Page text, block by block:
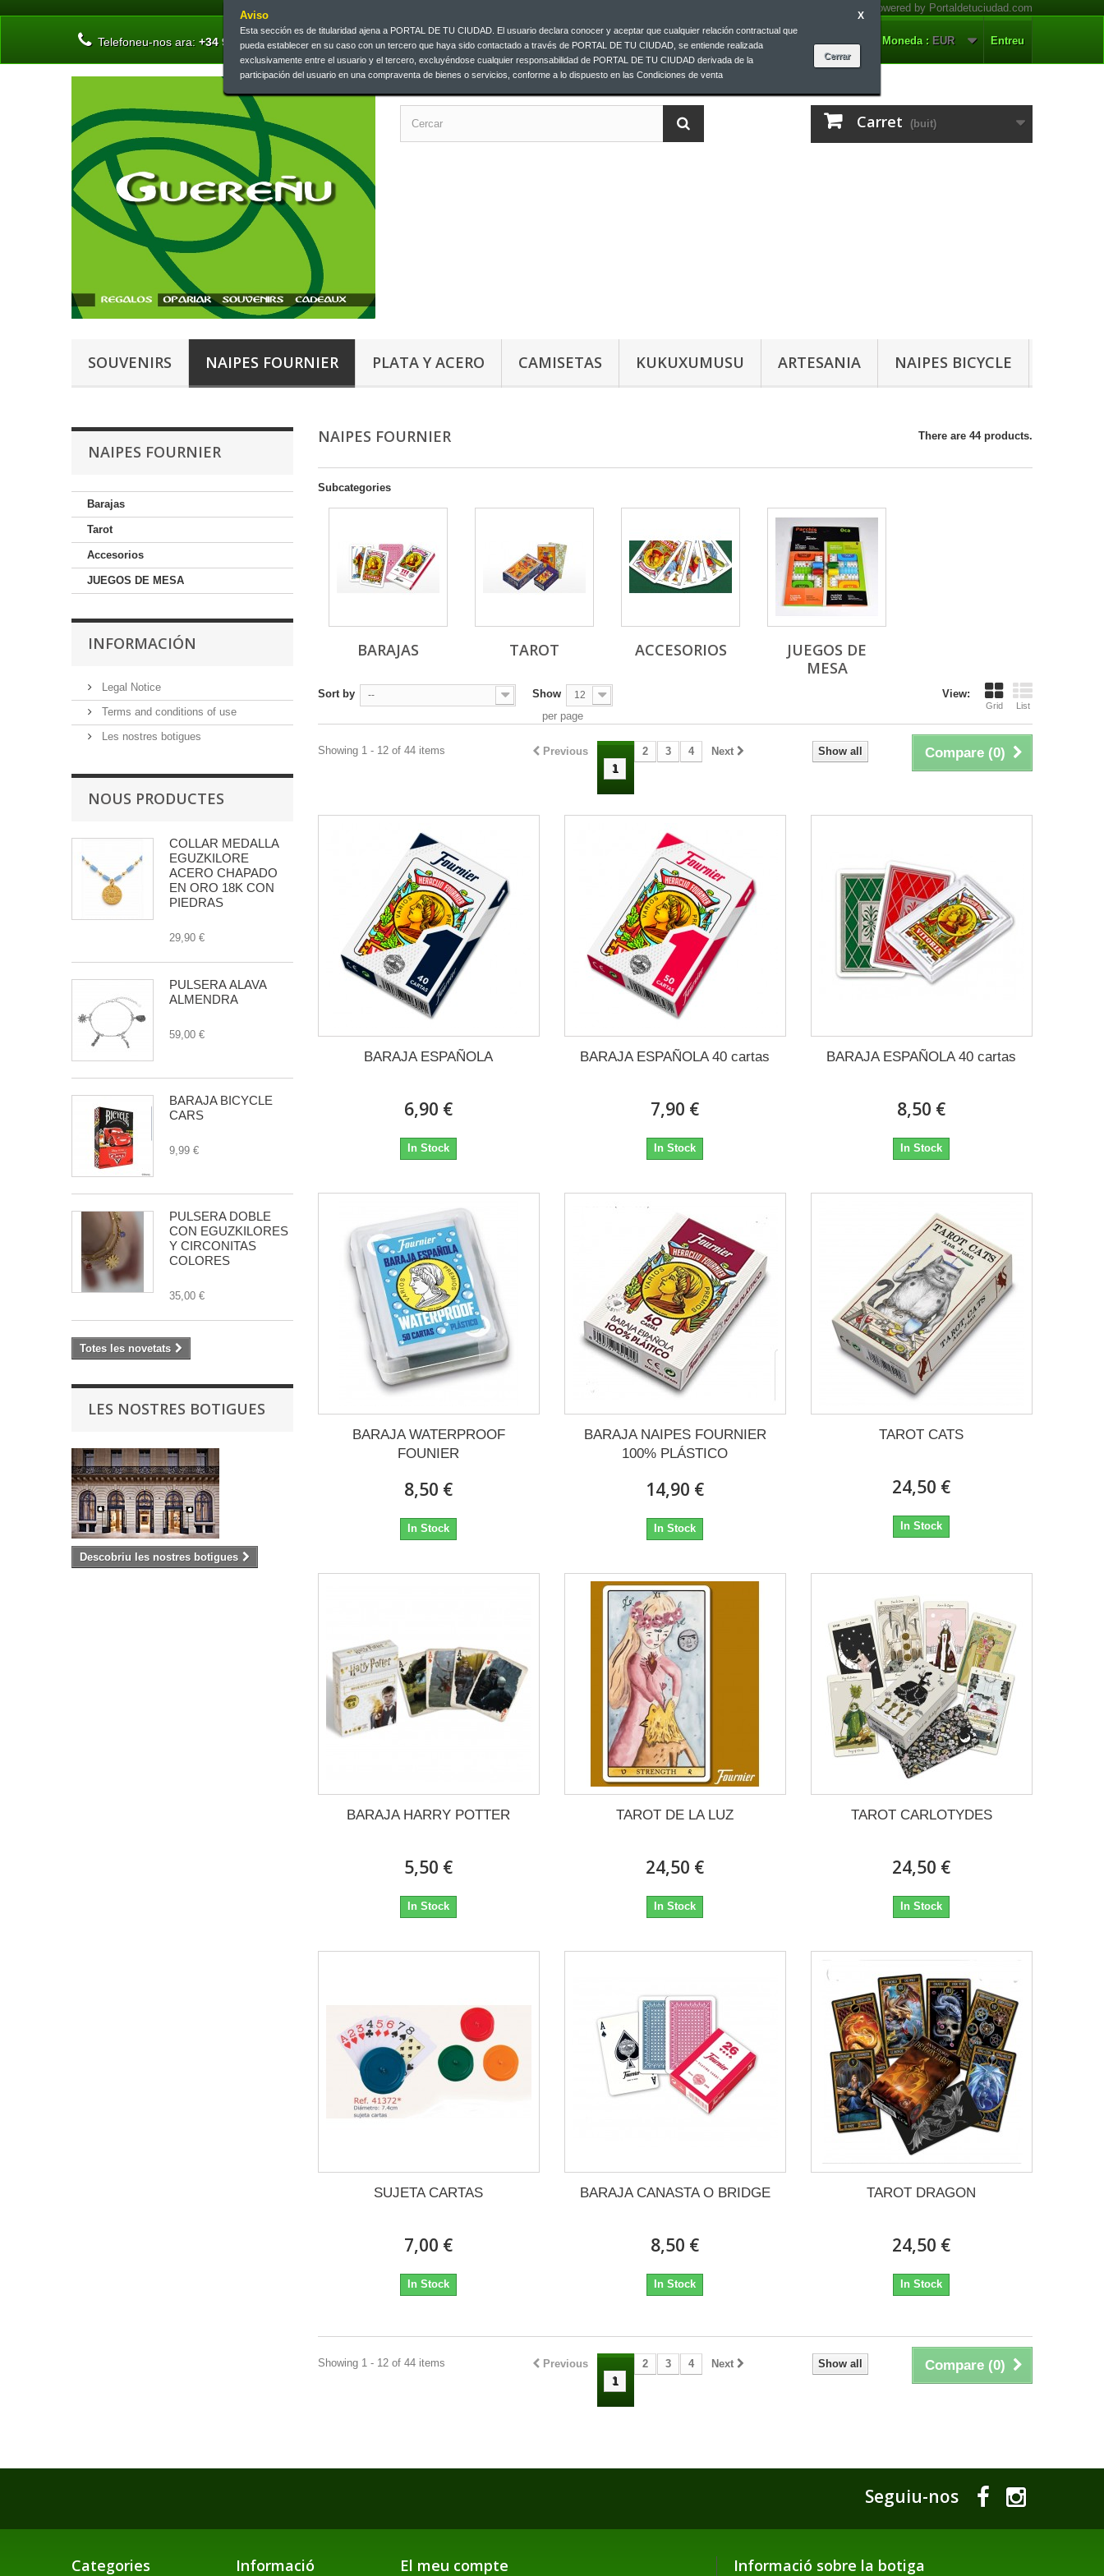
Aviso
Esta sección es de titularidad ajena a PORTAL DE TU CIUDAD. El usuario declara conocer y aceptar que cualquier relación contractual que
pueda establecer en su caso con un tercero que haya sido contactado a través de PORTAL DE TU CIUDAD, se entiende realizada
exclusivamente entre el usuario y el tercero, excluyéndose cualquier responsabilidad de PORTAL DE TU CIUDAD derivada de la
participación del usuario en una compraventa de bienes o servicios, conforme a lo dispuesto en las Condiciones de venta
X
Entreu
Moneda : EUR
Contacteu-nos
Telefoneu-nos ara: +34 945 13 46 73 | +34 945 26 00 33
Carret (buit)
SOUVENIRS NAIPES FOURNIER PLATA Y ACERO CAMISETAS KUKUXUMUSU ARTESANIA NAIPES BICYCLE
NAIPES FOURNIER
Barajas
Tarot
Accesorios
JUEGOS DE MESA
INFORMACIÓN
Legal Notice
Terms and conditions of use
Les nostres botigues
NOUS PRODUCTES
COLLAR MEDALLA
EGUZKILORE
ACERO CHAPADO
EN ORO 18K CON
PIEDRAS
29,90 €
PULSERA ÁLAVA
ALMENDRA
59,00 €
BARAJA BICYCLE
CARS
9,99 €
PULSERA DOBLE
CON EGUZKILORES
Y CIRCONITAS
COLORES
35,00 €
Totes les novetats
LES NOSTRES BOTIGUES
Descobriu les nostres botigues
NAIPES FOURNIER There are 44 products.
Subcategories
BARAJAS TAROT ACCESORIOS
JUEGOS DE
MESA
View:
Grid List
Sort by -- Show 12
per page
Compare (0)
Show all
Previous
1
2 3 4 Next
Showing 1 - 12 of 44 items
BARAJA ESPAÑOLA
6,90 €
In Stock
BARAJA ESPAÑOLA 40 cartas
7,90 €
In Stock
BARAJA ESPAÑOLA 40 cartas
8,50 €
In Stock
BARAJA WATERPROOF
FOUNIER
8,50 €
In Stock
BARAJA NAIPES FOURNIER
100% PLÁSTICO
14,90 €
In Stock
TAROT CATS
24,50 €
In Stock
BARAJA HARRY POTTER
5,50 €
In Stock
TAROT DE LA LUZ
24,50 €
In Stock
TAROT CARLOTYDES
24,50 €
In Stock
SUJETA CARTAS
7,00 €
In Stock
BARAJA CANASTA O BRIDGE
8,50 €
In Stock
TAROT DRAGON
24,50 €
In Stock
Compare (0)
Show all
Previous
1
2 3 4 Next
Showing 1 - 12 of 44 items
Seguiu-nos
Categories Informació El meu compte Informació sobre la botiga